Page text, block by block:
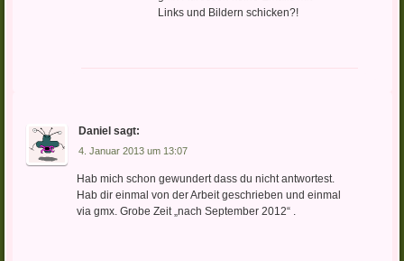
Links und Bildern schicken?!
Daniel sagt:
4. Januar 2013 um 13:07
Hab mich schon gewundert dass du nicht antwortest.
Hab dir einmal von der Arbeit geschrieben und einmal
via gmx. Grobe Zeit „nach September 2012“ .